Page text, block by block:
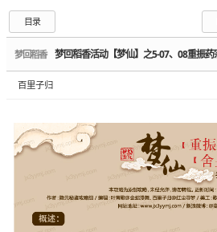
目录
梦回稻香
百里子归